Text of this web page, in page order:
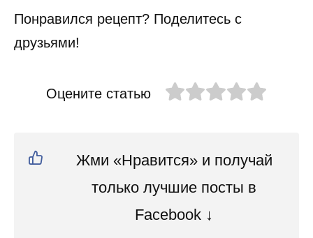
Понравился рецепт? Поделитесь с
друзьями!
Оцените статью
Жми «Нравится» и получай
только лучшие посты в
Facebook ↓